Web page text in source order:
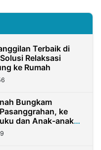
Terbaik di
Relaksasi
ke Rumah
Bungkam
ke
dan Anak-anak